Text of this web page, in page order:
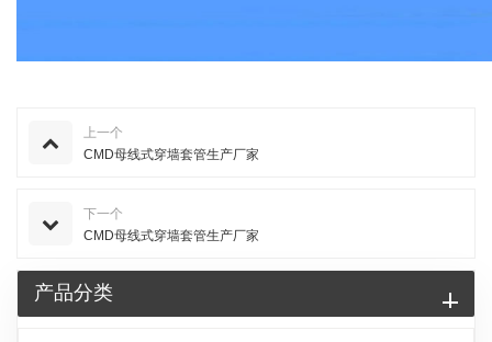
上一个
CMD母线式穿墙套管生产厂家
下一个
CMD母线式穿墙套管生产厂家
产品分类